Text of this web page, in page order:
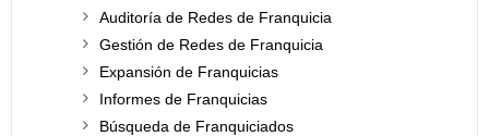
Auditoría de Redes de Franquicia
Gestión de Redes de Franquicia
Expansión de Franquicias
Informes de Franquicias
Búsqueda de Franquiciados